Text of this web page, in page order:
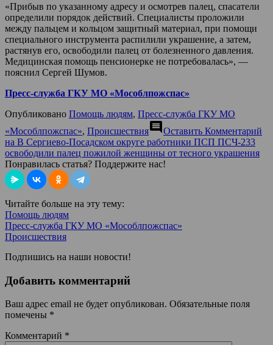
«Прибыв по указанному адресу и осмотрев палец, спасатели
определили порядок действий. Специалисты проложили
между пальцем и кольцом защитный материал, при помощи
специального инструмента распилили украшение, а затем,
растянув его, освободили палец от болезненного давления.
Медицинская помощь пенсионерке не потребовалась», —
пояснил Сергей Шумов.
Пресс-служба ГКУ МО «Мособлпожспас»
Опубликовано Помощь людям, Пресс-служба ГКУ МО
«Мособлпожспас», Происшествияcomment Оставить Комментарий
на В Сергиево-Посадском округе работники ПСП ПСЧ-233
освободили палец пожилой женщины от тесного украшения
Понравилась статья? Поддержите нас!
Читайте больше на эту тему:
Помощь людям
Пресс-служба ГКУ МО «Мособлпожспас»
Происшествия
Подпишись на наши новости!
Добавить комментарий
Ваш адрес email не будет опубликован. Обязательные поля
помечены *
Комментарий *